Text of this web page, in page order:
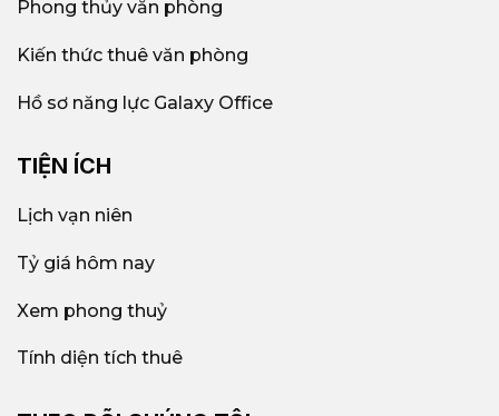
Phong thủy văn phòng
Kiến thức thuê văn phòng
Hồ sơ năng lực Galaxy Office
TIỆN ÍCH
Lịch vạn niên
Tỷ giá hôm nay
Xem phong thuỷ
Tính diện tích thuê